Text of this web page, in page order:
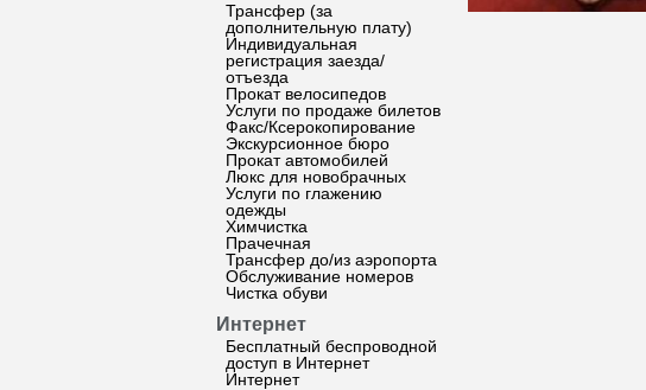
Трансфер (за
дополнительную плату)
Индивидуальная
регистрация заезда/
отъезда
Прокат велосипедов
Услуги по продаже билетов
Факс/Ксерокопирование
Экскурсионное бюро
Прокат автомобилей
Люкс для новобрачных
Услуги по глажению
одежды
Химчистка
Прачечная
Трансфер до/из аэропорта
Обслуживание номеров
Чистка обуви
Интернет
Бесплатный беспроводной
доступ в Интернет
Интернет